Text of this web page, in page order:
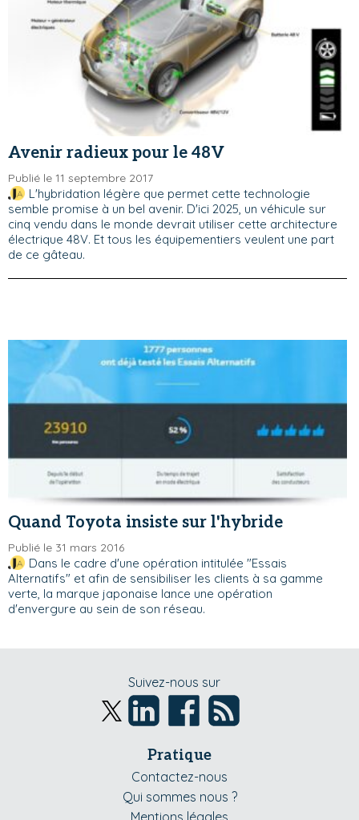
Avenir radieux pour le 48V
Publié le 11 septembre 2017
L'hybridation légère que permet cette technologie
semble promise à un bel avenir. D'ici 2025, un véhicule sur
cinq vendu dans le monde devrait utiliser cette architecture
électrique 48V. Et tous les équipementiers veulent une part
de ce gâteau.
Quand Toyota insiste sur l'hybride
Publié le 31 mars 2016
Dans le cadre d'une opération intitulée "Essais
Alternatifs" et afin de sensibiliser les clients à sa gamme
verte, la marque japonaise lance une opération
d'envergure au sein de son réseau.
Suivez-nous sur
Pratique
Contactez-nous
Qui sommes nous ?